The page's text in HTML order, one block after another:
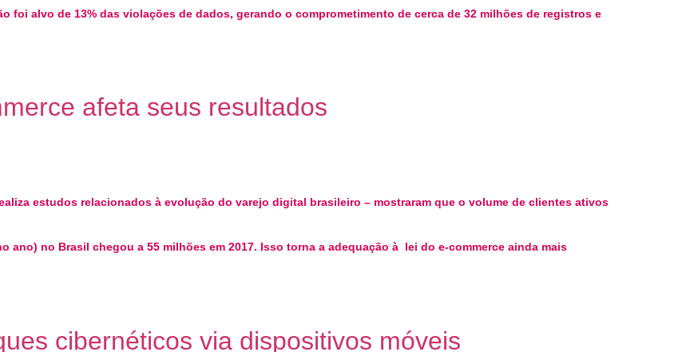
foi alvo de 13% das violações de dados, gerando o comprometimento de cerca de 32 milhões de registros e
afeta seus resultados
estudos relacionados à evolução do varejo digital brasileiro – mostraram que o volume de clientes ativos
ano) no Brasil chegou a 55 milhões em 2017. Isso torna a adequação à lei do e-commerce ainda mais
cibernéticos via dispositivos móveis